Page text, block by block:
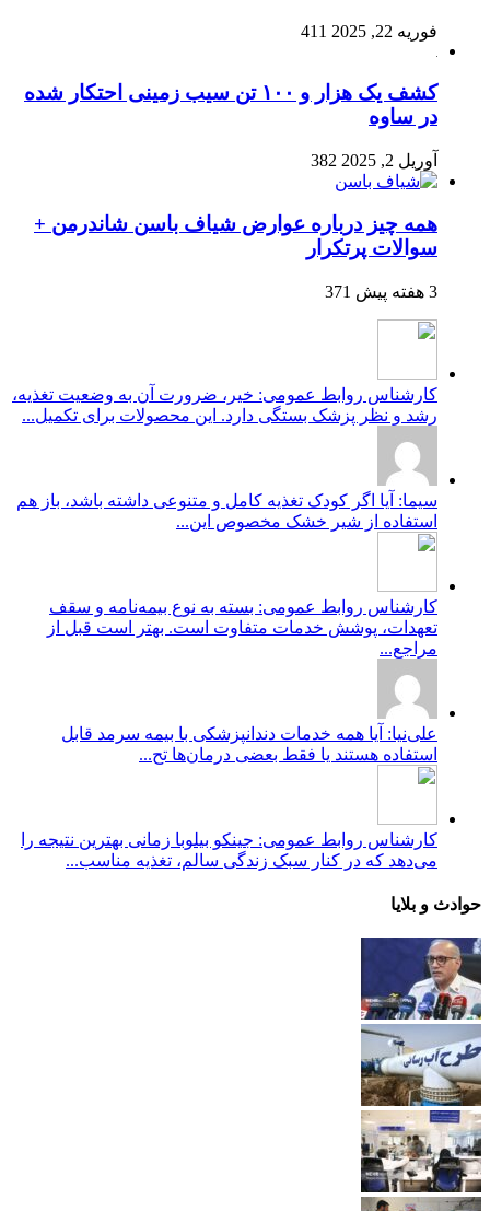
فوریه 22, 2025 411
کشف یک هزار و ۱۰۰ تن سیب زمینی احتکار شده
در ساوه
آوریل 2, 2025 382
همه چیز درباره عوارض شیاف باسن شاندرمن +
سوالات پرتکرار
3 هفته پیش 371
کارشناس روابط عمومی: خیر، ضرورت آن به وضعیت تغذیه،
رشد و نظر پزشک بستگی دارد. این محصولات برای تکمیل...
سیما: آیا اگر کودک تغذیه کامل و متنوعی داشته باشد، باز هم
استفاده از شیر خشک مخصوص این...
کارشناس روابط عمومی: بسته به نوع بیمه‌نامه و سقف
تعهدات، پوشش خدمات متفاوت است. بهتر است قبل از
مراجع...
علی‌نیا: آیا همه خدمات دندانپزشکی با بیمه سرمد قابل
استفاده هستند یا فقط بعضی درمان‌ها تح...
کارشناس روابط عمومی: جینکو بیلوبا زمانی بهترین نتیجه را
می‌دهد که در کنار سبک زندگی سالم، تغذیه مناسب...
حوادث و بلایا